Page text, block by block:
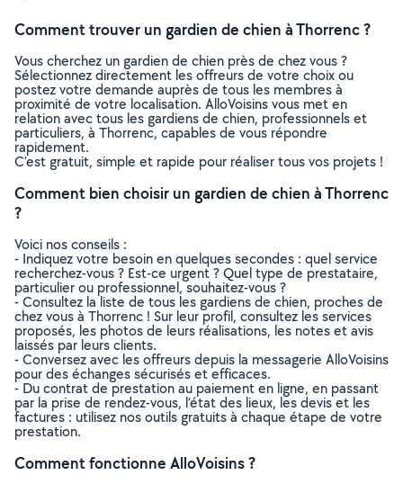
Comment trouver un gardien de chien à Thorrenc ?
Vous cherchez un gardien de chien près de chez vous ?
Sélectionnez directement les offreurs de votre choix ou
postez votre demande auprès de tous les membres à
proximité de votre localisation. AlloVoisins vous met en
relation avec tous les gardiens de chien, professionnels et
particuliers, à Thorrenc, capables de vous répondre
rapidement.
C’est gratuit, simple et rapide pour réaliser tous vos projets !
Comment bien choisir un gardien de chien à Thorrenc
?
Voici nos conseils :
- Indiquez votre besoin en quelques secondes : quel service
recherchez-vous ? Est-ce urgent ? Quel type de prestataire,
particulier ou professionnel, souhaitez-vous ?
- Consultez la liste de tous les gardiens de chien, proches de
chez vous à Thorrenc ! Sur leur profil, consultez les services
proposés, les photos de leurs réalisations, les notes et avis
laissés par leurs clients.
- Conversez avec les offreurs depuis la messagerie AlloVoisins
pour des échanges sécurisés et efficaces.
- Du contrat de prestation au paiement en ligne, en passant
par la prise de rendez-vous, l’état des lieux, les devis et les
factures : utilisez nos outils gratuits à chaque étape de votre
prestation.
Comment fonctionne AlloVoisins ?